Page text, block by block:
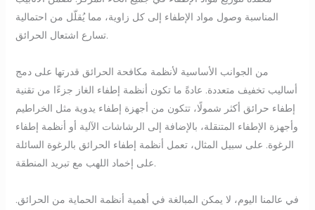
المناسبة وصول مواد الإطفاء إلى كل زاوية، مما يُقلّل من احتمالية
تسارع اشتعال الحرائق.
من الجوانب الأساسية لأنظمة مكافحة الحرائق قدرتها على دمج
أساليب تخفيف متعددة. عادةً ما تكون أنظمة إطفاء الغاز جزءًا من تقنية
إطفاء حرائق أكثر شمولًا، تتكون من أجهزة إطفاء يدوية مثل الخراطيم
وأجهزة الإطفاء المتنقلة، بالإضافة إلى الرشاشات الآلية أو أنظمة إطفاء
الرغوة. على سبيل المثال، تعمل أنظمة إطفاء الحرائق بالرغوة السائلة
على إخماد اللهب مع تبريد المنطقة.
في عالمنا اليوم، لا يمكن المبالغة في أهمية أنظمة الحماية من الحرائق.